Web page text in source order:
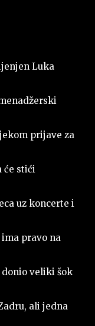
Luka
prijave za
će stići
uz koncerte i
ima pravo na
donio veliki šok
ali jedna